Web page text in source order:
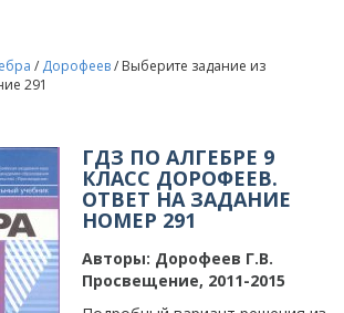
/ Дорофеев/ Выберите задание из
291
ГДЗ ПО АЛГЕБРЕ 9
КЛАСС ДОРОФЕЕВ.
ОТВЕТ НА ЗАДАНИЕ
НОМЕР 291
Авторы: Дорофеев Г.В.
Просвещение, 2011-2015